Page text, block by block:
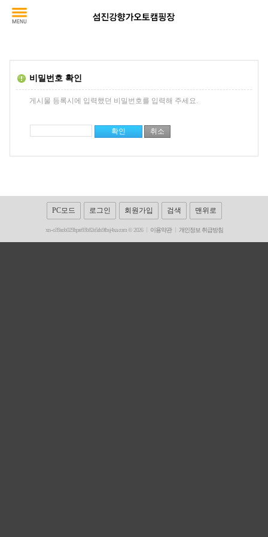
비밀번호 확인
게시물 등록시에 입력했던 비밀번호를 입력해 주세요.
PC모드 로그인 회원가입 검색 맨위로
xn--o39aob029hpre93b82e5rls9fbsj4xa.com © 2026 이용약관 개인정보 취급방침